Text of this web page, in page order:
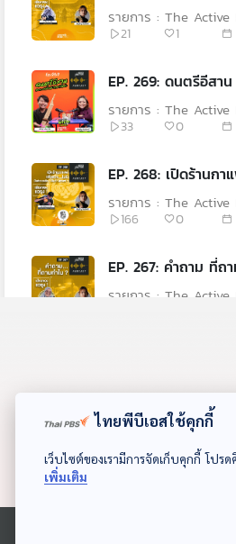
21 1
รายการ : The Active
EP. 269: ดนตรีอีสา
33 0
รายการ : The Active
EP. 268: เปิดร้านก
166 0
รายการ : The Active
EP. 267: คำถาม ที่ถ
รายการ : The Active
รายการ : The Active
ไทยพีบีเอสใช้คุกกี้
เว็บไซต์ของเรามีการจัดเก็บคุกกี้ โป
เพิ่มเติม